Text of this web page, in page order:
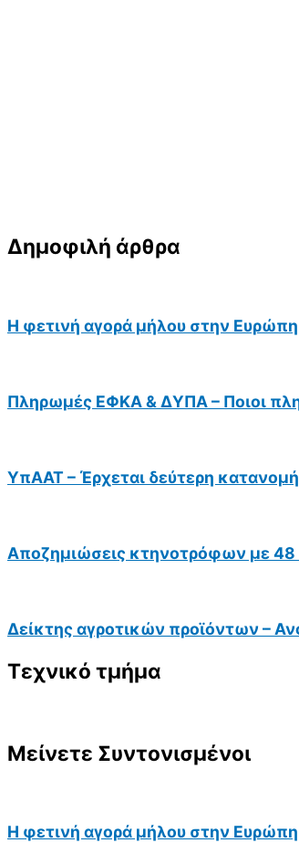
Δημοφιλή άρθρα
Η φετινή αγορά μήλου στην Ευρώπη
Πληρωμές ΕΦΚΑ & ΔΥΠΑ – Ποιοι
ΥπΑΑΤ – Έρχεται δεύτερη
Αποζημιώσεις κτηνοτρόφων με 48
Δείκτης αγροτικών προϊόντων –
Τεχνικό τμήμα
Μείνετε Συντονισμένοι
Η φετινή αγορά μήλου στην Ευρώπη